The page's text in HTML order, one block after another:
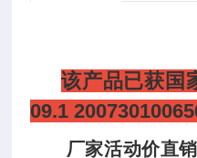
该产品已获国
09.1
厂家活动价直销